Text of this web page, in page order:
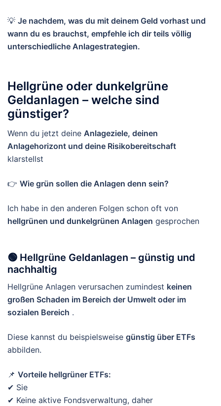
💡 Je nachdem, was du mit deinem Geld vorhast und
wann du es brauchst, empfehle ich dir teils völlig
unterschiedliche Anlagestrategien.
Hellgrüne oder dunkelgrüne
Geldanlagen – welche sind
günstiger?
Wenn du jetzt deine Anlageziele, deinen
Anlagehorizont und deine Risikobereitschaft
klarstellst
👉 Wie grün sollen die Anlagen denn sein?
Ich habe in den anderen Folgen schon oft von
hellgrünen und dunkelgrünen Anlagen gesprochen
🟢 Hellgrüne Geldanlagen – günstig und
nachhaltig
Hellgrüne Anlagen verursachen zumindest keinen
großen Schaden im Bereich der Umwelt oder im
sozialen Bereich .
Diese kannst du beispielsweise günstig über ETFs
abbilden.
📌 Vorteile hellgrüner ETFs:
✔ Sie
✔ Keine aktive Fondsverwaltung, daher